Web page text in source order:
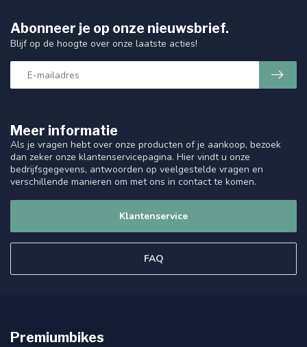
Meer informatie
Als je vragen hebt over onze producten of je aankoop, bezoek
dan zeker onze klantenservicepagina. Hier vindt u onze
bedrijfsgegevens, antwoorden op veelgestelde vragen en
verschillende manieren om met ons in contact te komen.
Klantenservice
FAQ
Abonneer je op onze nieuwsbrief.
Blijf op de hoogte over onze laatste acties!
Premiumbikes